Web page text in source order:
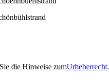
die Hinweise zumUrheberrecht.